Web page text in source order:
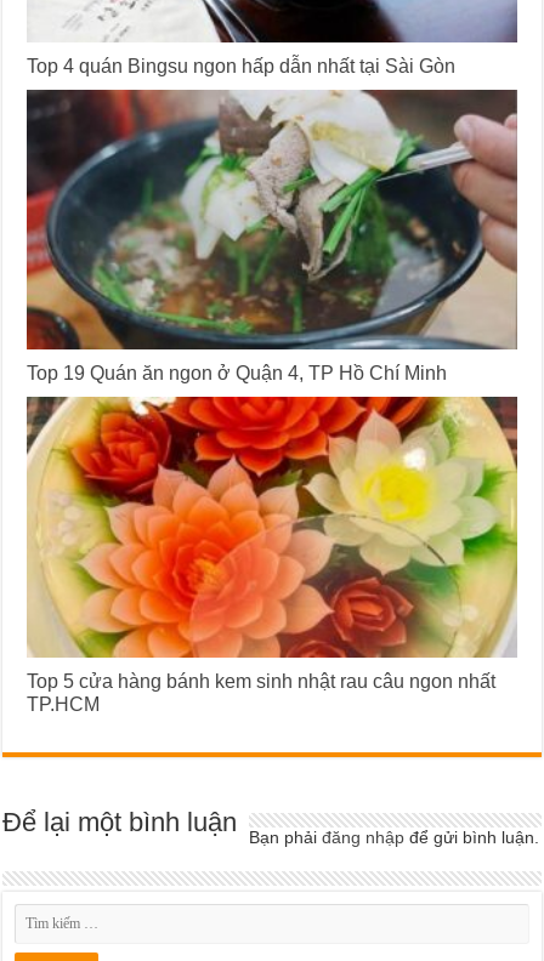
Top 4 quán Bingsu ngon hấp dẫn nhất tại Sài Gòn
Top 19 Quán ăn ngon ở Quận 4, TP Hồ Chí Minh
Top 5 cửa hàng bánh kem sinh nhật rau câu ngon nhất
TP.HCM
Để lại một bình luận Bạn phảiđăng nhập để gửi bình luận.